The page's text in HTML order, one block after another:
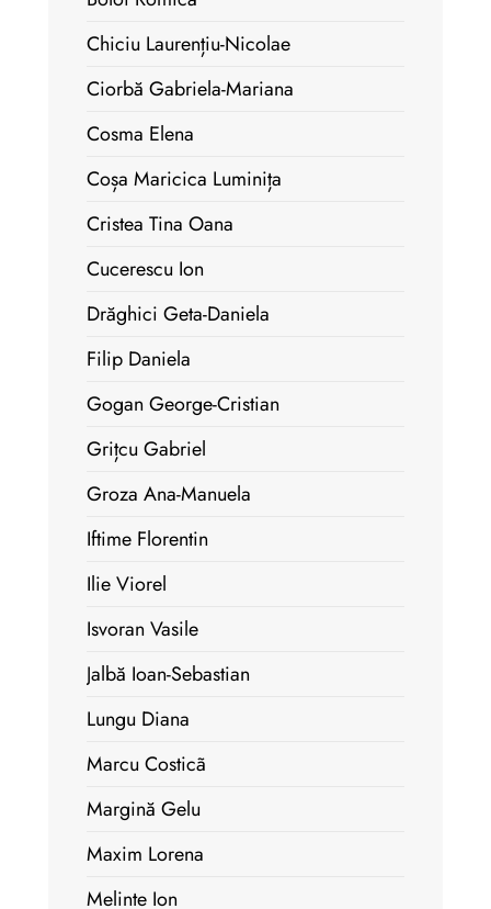
Chiciu Laurențiu-Nicolae
Ciorbă Gabriela-Mariana
Cosma Elena
Coșa Maricica Luminița
Cristea Tina Oana
Cucerescu Ion
Drăghici Geta-Daniela
Filip Daniela
Gogan George-Cristian
Grițcu Gabriel
Groza Ana-Manuela
Iftime Florentin
Ilie Viorel
Isvoran Vasile
Jalbă Ioan-Sebastian
Lungu Diana
Marcu Costicã
Margină Gelu
Maxim Lorena
Melinte Ion